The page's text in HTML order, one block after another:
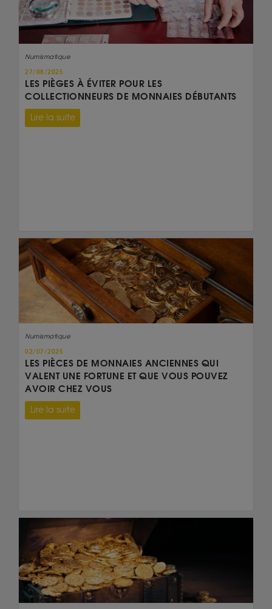
Numismatique
27/08/2025
LES PIÈGES À ÉVITER POUR LES
COLLECTIONNEURS DE MONNAIES DÉBUTANTS
Lire la suite
Numismatique
02/07/2025
LES PIÈCES DE MONNAIES ANCIENNES QUI
VALENT UNE FORTUNE ET QUE VOUS POUVEZ
AVOIR CHEZ VOUS
Lire la suite